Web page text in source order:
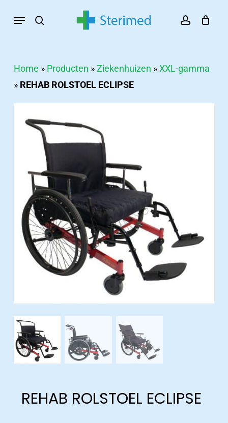
search account
Menu
Home » Producten »Ziekenhuizen »XXL-gamma
» REHAB ROLSTOEL ECLIPSE
REHAB ROLSTOEL ECLIPSE